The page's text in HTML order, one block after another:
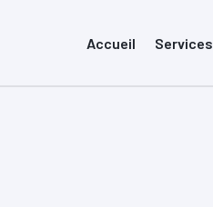
Accueil Services